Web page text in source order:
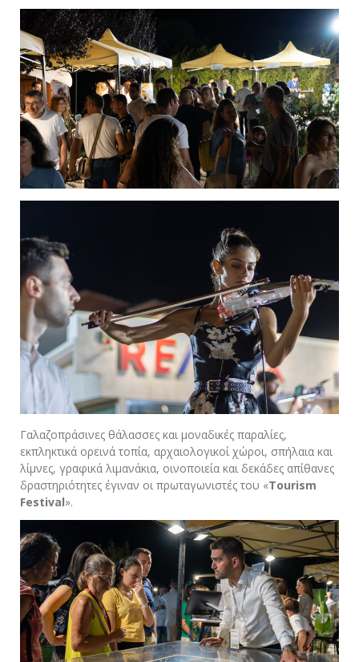
Γαλαζοπράσινες θάλασσες και μοναδικές παραλίες,
εκπληκτικά ορεινά τοπία, αρχαιολογικοί χώροι, σπήλαια και
λίμνες, γραφικά λιμανάκια, οινοποιεία και δεκάδες απίθανες
δραστηριότητες έγιναν οι πρωταγωνιστές του «Tourism
Festival».